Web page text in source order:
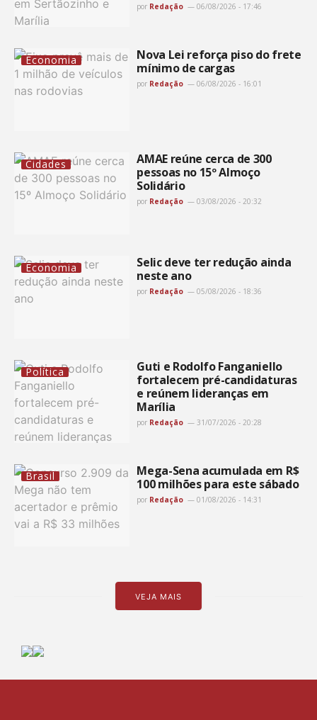
por Redação 06/08/2026 - 17:46
Economia
Nova Lei reforça piso do frete
mínimo de cargas
por Redação 06/08/2026 - 16:01
Cidades
AMAE reúne cerca de 300
pessoas no 15º Almoço
Solidário
por Redação 03/08/2026 - 20:32
Economia
Selic deve ter redução ainda
neste ano
por Redação 05/08/2026 - 18:36
Política
Guti e Rodolfo Fanganiello
fortalecem pré-candidaturas
e reúnem lideranças em
Marília
por Redação 31/07/2026 - 20:28
Brasil
Mega-Sena acumulada em R$
100 milhões para este sábado
por Redação 01/08/2026 - 14:31
VEJA MAIS